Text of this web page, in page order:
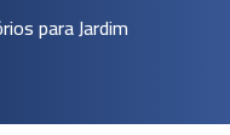
para Jardim